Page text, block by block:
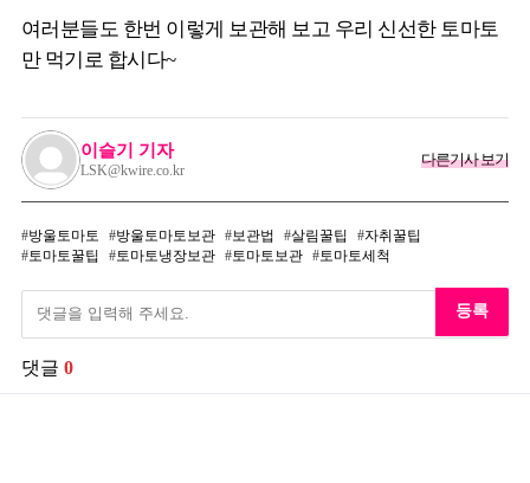
여러분들도 한번 이렇게 보관해 보고 우리 신선한 토마토
만 먹기로 합시다~
이슬기 기자
LSK@kwire.co.kr
다른기사 보기
방울토마토 방울토마토보관 보관법 살림꿀팁
자취꿀팁
토마토꿀팁
토마토냉장보관 토마토보관 토마토세척
등록
댓글 0